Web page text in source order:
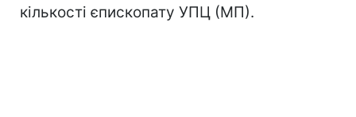
кількості єпископату УПЦ (МП).